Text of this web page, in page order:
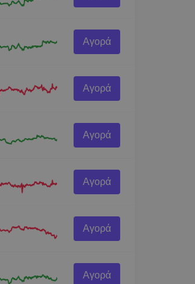
Αγορά
Αγορά
Αγορά
Αγορά
Αγορά
Αγορά